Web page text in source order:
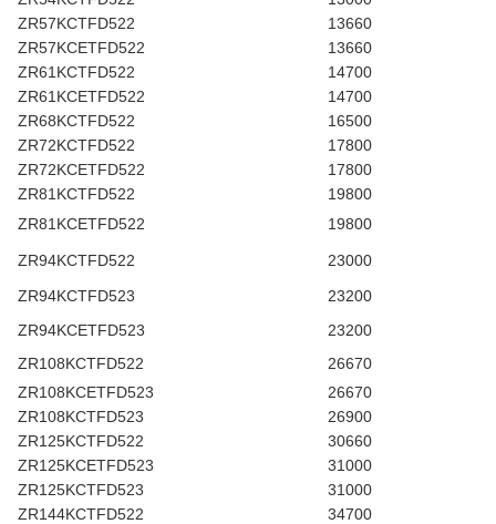
ZR57KCTFD522
13660
ZR57KCETFD522
13660
ZR61KCTFD522
14700
ZR61KCETFD522
14700
ZR68KCTFD522
16500
ZR72KCTFD522
17800
ZR72KCETFD522
17800
ZR81KCTFD522
19800
ZR81KCETFD522
19800
ZR94KCTFD522
23000
ZR94KCTFD523
23200
ZR94KCETFD523
23200
ZR108KCTFD522
26670
ZR108KCETFD523
26670
ZR108KCTFD523
26900
ZR125KCTFD522
30660
ZR125KCETFD523
31000
ZR125KCTFD523
31000
ZR144KCTFD522
34700